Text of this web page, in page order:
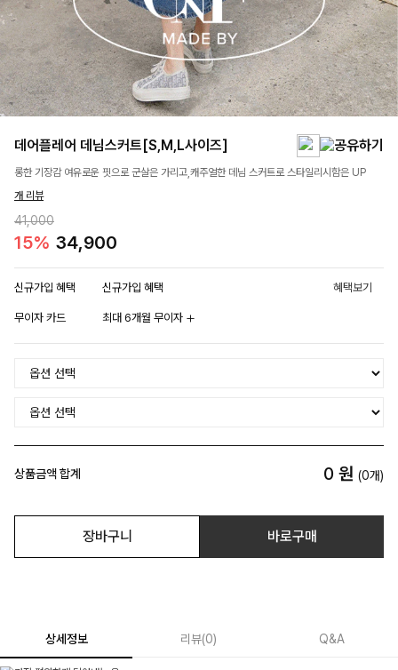
데어플레어 데님스커트[S,M,L사이즈]
롱한 기장감 여유로운 핏으로 군살은 가리고,캐주얼한 데님 스커트로 스타일리시함은 UP
개 리뷰
41,000
15% 34,900
신규가입 혜택 신규가입 혜택 혜택보기
무이자 카드 최대 6개월 무이자
상품금액 합계 0 원 (0개)
장바구니 바로구매
상세정보 리뷰(0) Q&A